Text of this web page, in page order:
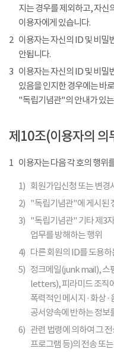
지는 경우를 제외하고, 자신
이용자에게 있습니다.
2 이용자는 자신의 ID 및 비밀
안됩니다.
3 이용자는 자신의 ID 및 비밀
있음을 인지한 경우에는 바
"독립기념관"의 안내가 있
제10조(이용자의 의
1 이용자는 다음 각 호의 행위
1) 회원가입신청 또는 변경
2) "독립기념관"에 게시된
3) "독립기념관" 기타 제3
업무를 방해하는 행위
4) 다른 회원의 ID를 도용하
5) 정크메일(junk mail), 스
letters), 피라미드 조직
폭력적인 메시지 · 화상
공서양속에 반하는 정보
6) 관련 법령에 의하여 그
프로그램 등)의 전송 또